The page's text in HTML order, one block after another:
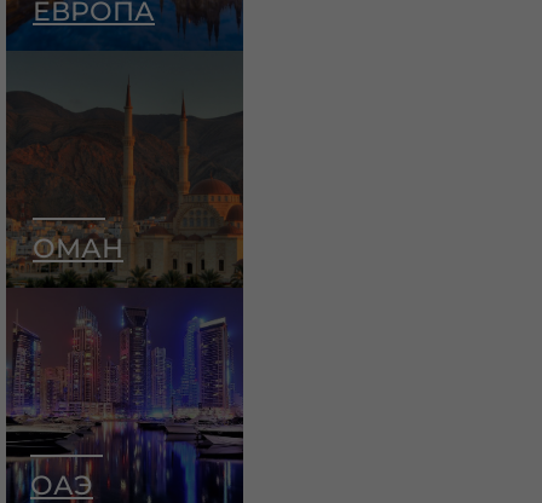
ЕВРОПА
ОМАН
ОАЭ